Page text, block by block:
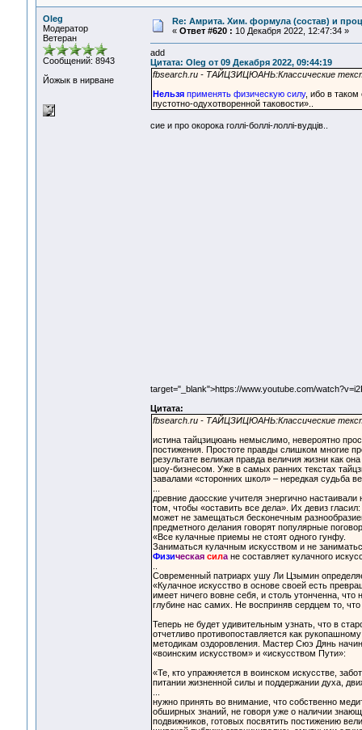
Oleg
Модератор
Ветеран
Сообщений: 8943
Йожык в нирване
Re: Амрита. Хим. формула (состав) и
« Ответ #620 : 10 Декабря 2022, 12:47:34 »
add
Цитата: Oleg от 09 Декабря 2022, 09:44:19
fbsearch.ru - ТАЙЦЗИЦЮАНЬ:Классические
Нельзяприменять физическую силу, ибо в таком
пустотно-одухотворенной таковости»..
сие и про окорока голлi-боллi-лоллi-вудцiв..
target="_blank">https://www.youtube.com/
Цитата:
fbsearch.ru - ТАЙЦЗИЦЮАНЬ:Классические
истина тайцзицюань немыслимо, невероятно
постижения. Простоте правды слишком многие
результате великая правда величия жизни как
шоу-бизнесом. Уже в самых ранних текстах
завалами «сторонних школ» – нередкая судьба
древние даосские учителя энергично
том, чтобы «оставить все дела». Их девиз
может не замещаться бесконечным
предметного делания говорят популярные
«Все кулачные приемы не стоят одного гунфу.
Заниматься кулачным искусством и не
Физическая силане составляет кулачного
Современный патриарх ушу Ли Цзымин
«Кулачное искусство в основе своей есть
имеет ничего вовне себя, и столь утонченна,
глубине нас самих. Не восприняв сердцем то,
Теперь не будет удивительным узнать, что в
отчетливо противопоставляется как
методикам оздоровления. Мастер Сюэ Дянь
«воинским искусством» и «искусством Пути»:
«Те, кто упражняется в воинском искусстве,
питании жизненной силы и поддержании духа,
нужно принять во внимание, что собственно
обширных знаний, не говоря уже о наличии
подвижников, готовых посвятить постижению